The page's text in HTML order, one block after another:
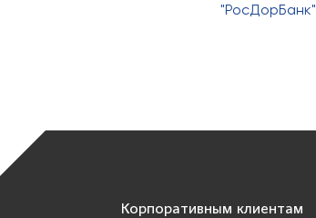
"РосДорБанк"
Корпоративным клиентам